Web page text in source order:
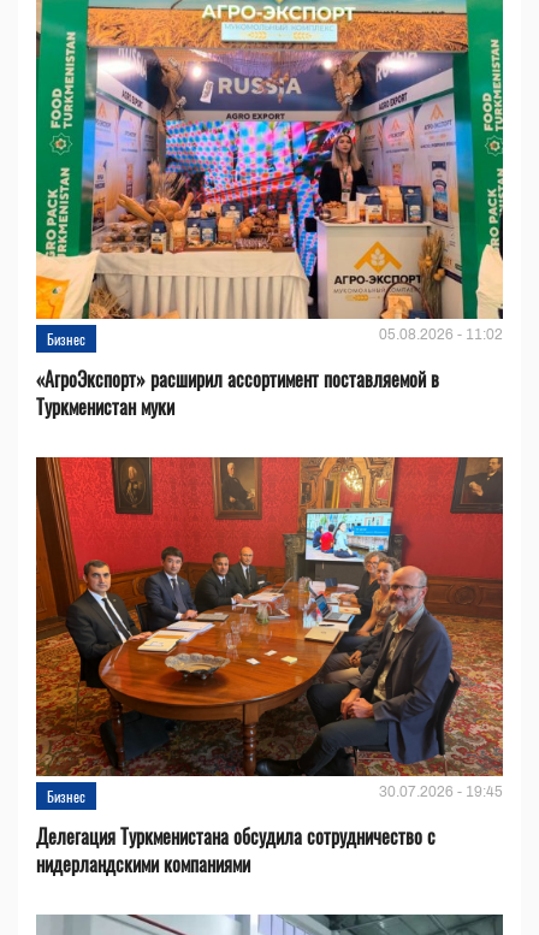
Бизнес 05.08.2026 - 11:02
«АгроЭкспорт» расширил ассортимент поставляемой в
Туркменистан муки
Бизнес 30.07.2026 - 19:45
Делегация Туркменистана обсудила сотрудничество с
нидерландскими компаниями